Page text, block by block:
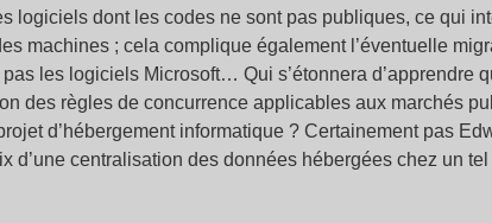
logiciels dont les codes ne sont pas publiques, ce qui
machines ; cela complique également l’éventuelle
les logiciels Microsoft… Qui s’étonnera d’apprendre
des règles de concurrence applicables aux marchés
d’hébergement informatique ? Certainement pas
centralisation des données hébergées chez un tel